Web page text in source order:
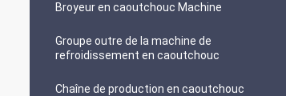
Broyeur en caoutchouc Machine
Groupe outre de la machine de
refroidissement en caoutchouc
Chaîne de production en caoutchouc